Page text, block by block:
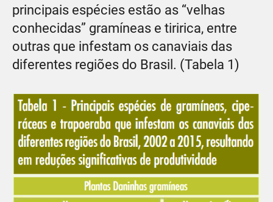
principais espécies estão as “velhas
conhecidas” gramíneas e tiririca, entre
outras que infestam os canaviais das
diferentes regiões do Brasil. (Tabela 1)